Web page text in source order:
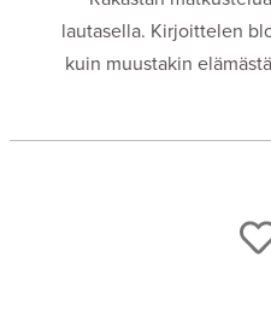
lautasella. Kirjoittelen
kuin muustakin